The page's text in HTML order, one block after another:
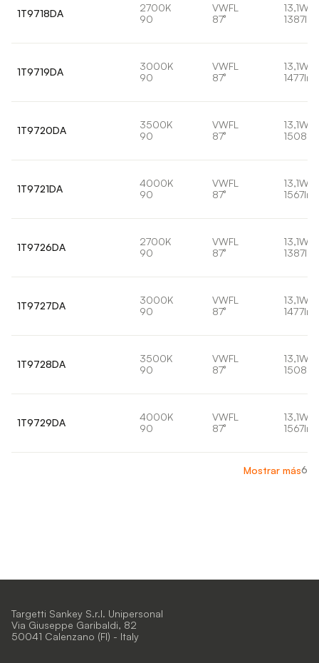
1T9718DA
2700K
90
VWFL
87°
13,1W
1387lm
1T9719DA
3000K
90
VWFL
87°
13,1W
1477lm
1T9720DA
3500K
90
VWFL
87°
13,1W
1508lm
1T9721DA
4000K
90
VWFL
87°
13,1W
1567lm
1T9726DA
2700K
90
VWFL
87°
13,1W
1387lm
1T9727DA
3000K
90
VWFL
87°
13,1W
1477lm
1T9728DA
3500K
90
VWFL
87°
13,1W
1508lm
1T9729DA
4000K
90
VWFL
87°
13,1W
1567lm
Mostrar más6
Targetti Sankey S.r.l. Unipersonal
Via Giuseppe Garibaldi, 82
50041 Calenzano (FI) - Italy